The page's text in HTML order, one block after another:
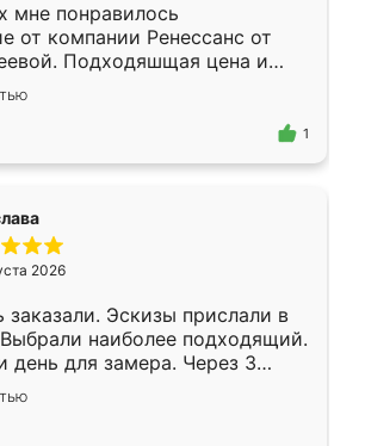
мне понравилось
от компании Ренессанс от
Подходяшщая цена и
изготовления. Приехавший
Владислав
моему эскизу самый
1
2026
заказали. Эскизы прислали в
наиболее подходящий.
день для замера. Через 3
была уже готова. Остались
Спасибо Ренессанс
работу!